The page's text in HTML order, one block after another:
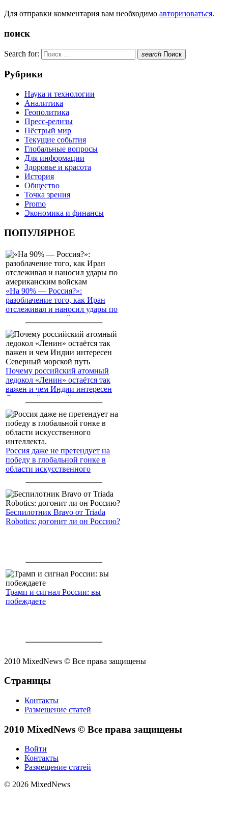
Для отправки комментария вам необходимо авторизоваться.
поиск
Search for: search Поиск
Рубрики
Наука и технологии
Аналитика
Геополитика
Пресс-релизы
Пёстрый мир
Текущие события
Глобальные вопросы
Для информации
Здоровье и красота
История
Общество
Точка зрения
Promo
Экономика и финансы
ПОПУЛЯРНОЕ
«На 90% — Россия?»:
разоблачение того, как Иран
отслеживал и наносил удары по
американским войскам
Почему российский атомный
ледокол «Ленин» остаётся так
важен и чем Индии интересен
Северный морской путь
Россия даже не претендует на
победу в глобальной гонке в
области искусственного
Беспилотник Bravo от Triada
Robotics: догонит ли он Россию?
Трамп и сигнал России: вы
побеждаете
2010 MixedNews © Все права защищены
Страницы
Контакты
Размещение статей
2010 MixedNews © Все права защищены
Войти
Контакты
Размещение статей
© 2026 MixedNews